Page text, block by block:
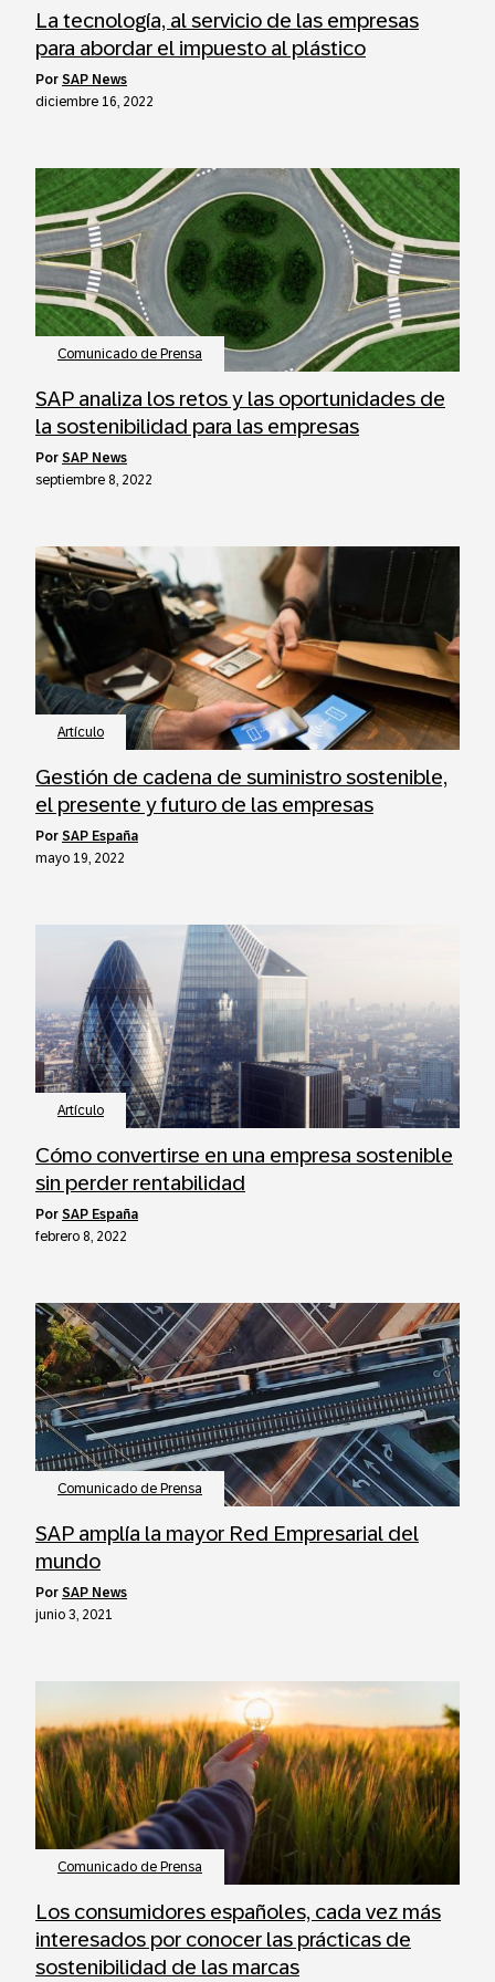
La tecnología, al servicio de las empresas
para abordar el impuesto al plástico
por SAP News
diciembre 16, 2022
Comunicado de Prensa
SAP analiza los retos y las oportunidades de
la sostenibilidad para las empresas
por SAP News
septiembre 8, 2022
Artículo
Gestión de cadena de suministro sostenible,
el presente y futuro de las empresas
por SAP España
mayo 19, 2022
Artículo
Cómo convertirse en una empresa sostenible
sin perder rentabilidad
por SAP España
febrero 8, 2022
Comunicado de Prensa
SAP amplía la mayor Red Empresarial del
mundo
por SAP News
junio 3, 2021
Comunicado de Prensa
Los consumidores españoles, cada vez más
interesados por conocer las prácticas de
sostenibilidad de las marcas